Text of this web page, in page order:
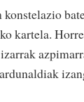
konstelazio
kartela.